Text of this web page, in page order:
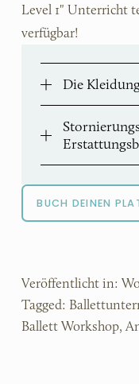
Level 1" Unterricht
verfügbar!
Die
BUCH DEINEN
Veröffentlicht in:
Tagged:
Ballett Workshop,